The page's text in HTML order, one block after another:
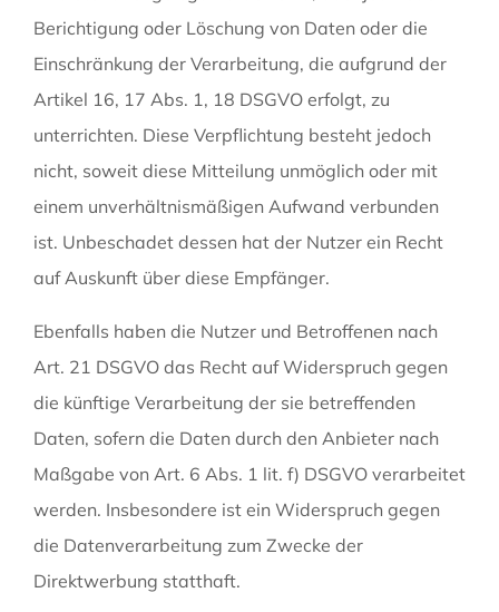
Berichtigung oder Löschung von Daten oder die
Einschränkung der Verarbeitung, die aufgrund der
Artikel 16, 17 Abs. 1, 18 DSGVO erfolgt, zu
unterrichten. Diese Verpflichtung besteht jedoch
nicht, soweit diese Mitteilung unmöglich oder mit
einem unverhältnismäßigen Aufwand verbunden
ist. Unbeschadet dessen hat der Nutzer ein Recht
auf Auskunft über diese Empfänger.
Ebenfalls haben die Nutzer und Betroffenen nach
Art. 21 DSGVO das Recht auf Widerspruch gegen
die künftige Verarbeitung der sie betreffenden
Daten, sofern die Daten durch den Anbieter nach
Maßgabe von Art. 6 Abs. 1 lit. f) DSGVO verarbeitet
werden. Insbesondere ist ein Widerspruch gegen
die Datenverarbeitung zum Zwecke der
Direktwerbung statthaft.